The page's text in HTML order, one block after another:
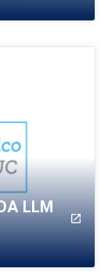
LLM
launch